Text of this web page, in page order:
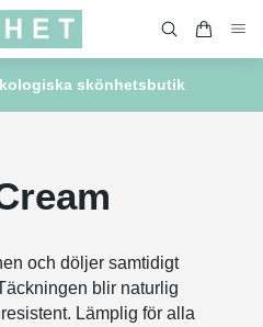
skönhetsbutik
och döljer samtidigt
blir naturlig
Lämplig för alla